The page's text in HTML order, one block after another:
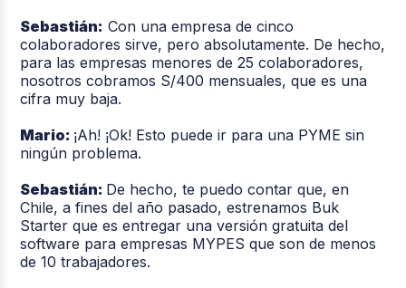
Sebastián: Con una empresa de cinco
colaboradores sirve, pero absolutamente. De hecho,
para las empresas menores de 25 colaboradores,
nosotros cobramos S/400 mensuales, que es una
cifra muy baja.
Mario: ¡Ah! ¡Ok! Esto puede ir para una PYME sin
ningún problema.
Sebastián: De hecho, te puedo contar que, en
Chile, a fines del año pasado, estrenamos Buk
Starter que es entregar una versión gratuita del
software para empresas MYPES que son de menos
de 10 trabajadores.